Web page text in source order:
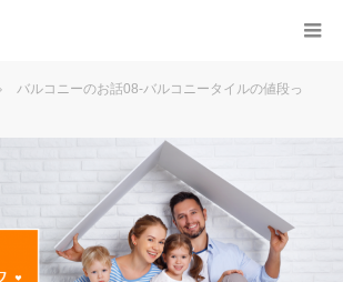
バルコニーのお話08-バルコニータイルの値段っ